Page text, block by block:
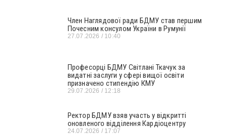
Член Наглядової ради БДМУ став першим
Почесним консулом України в Румунії
27.07.2026 10:40
Професорці БДМУ Світлані Ткачук за
видатні заслуги у сфері вищої освіти
призначено стипендію КМУ
29.07.2026 12:18
Ректор БДМУ взяв участь у відкритті
оновленого відділення Кардіоцентру
24.07.2026 17:07